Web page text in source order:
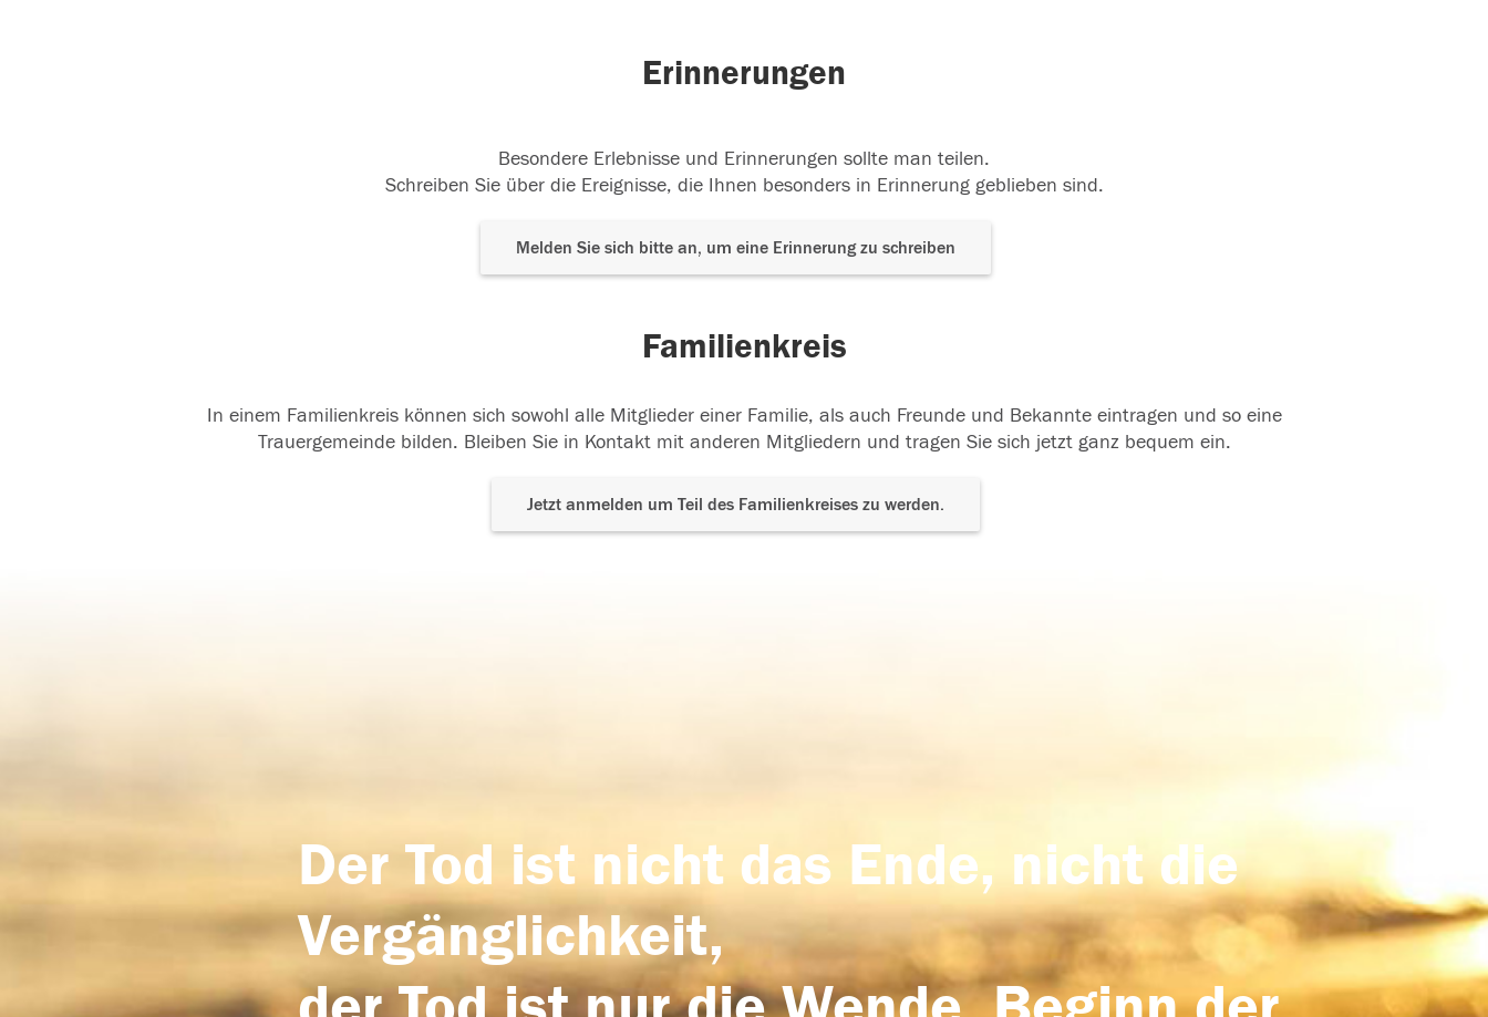
Erinnerungen
Besondere Erlebnisse und Erinnerungen sollte man teilen.
Schreiben Sie über die Ereignisse, die Ihnen besonders in Erinnerung geblieben sind.
Melden Sie sich bitte an, um eine Erinnerung zu schreiben
Familienkreis
In einem Familienkreis können sich sowohl alle Mitglieder einer Familie, als auch Freunde und Bekannte eintragen und so eine
Trauergemeinde bilden. Bleiben Sie in Kontakt mit anderen Mitgliedern und tragen Sie sich jetzt ganz bequem ein.
Jetzt anmelden um Teil des Familienkreises zu werden.
Der Tod ist nicht das Ende, nicht die
Vergänglichkeit,